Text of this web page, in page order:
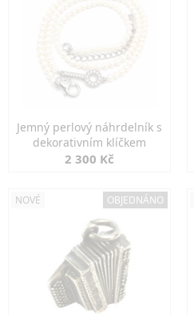
Jemný perlový náhrdelník s
dekorativním klíčkem
2 300 Kč
NOVÉ OBJEDNÁNO